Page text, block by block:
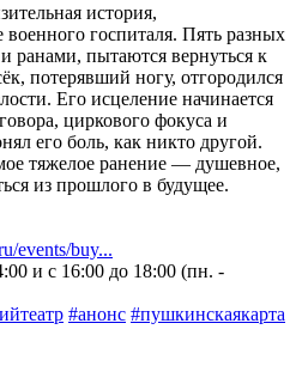
история,
военного госпиталя. Пять разных
ранами, пытаются вернуться к
потерявший ногу, отгородился
Его исцеление начинается
циркового фокуса и
его боль, как никто другой.
тяжелое ранение — душевное,
из прошлого в будущее.
events/buy...
и с 16:00 до 18:00 (пн. -
#анонс #пушкинскаякарта